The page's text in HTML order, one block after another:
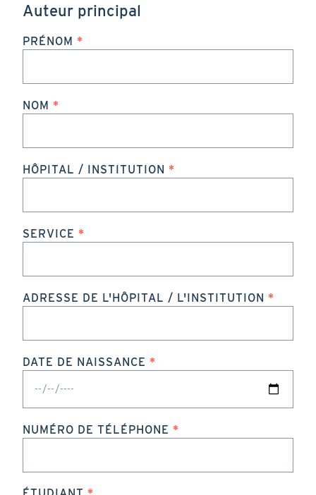
Auteur principal
PRÉNOM
NOM
HÔPITAL / INSTITUTION
SERVICE
ADRESSE DE L'HÔPITAL / L'INSTITUTION
DATE DE NAISSANCE
NUMÉRO DE TÉLÉPHONE